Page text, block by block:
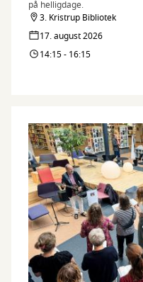
på helligdage.
3. Kristrup Bibliotek
17. august 2026
14:15 - 16:15